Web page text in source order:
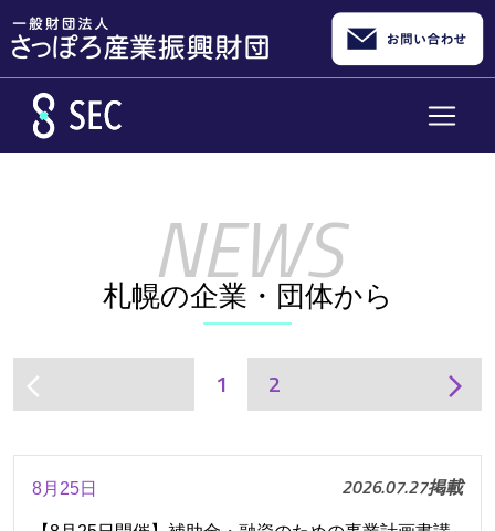
札幌の企業・団体から
arrow_back_ios 1 2 arrow_forward_ios
8月25日 2026.07.27掲載